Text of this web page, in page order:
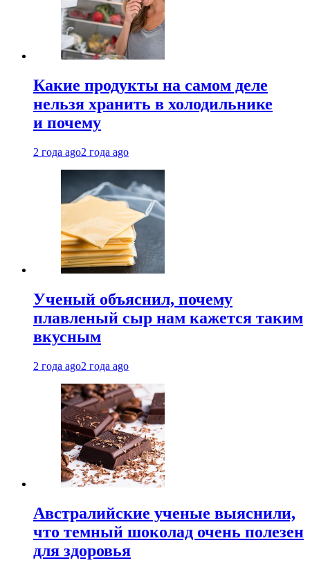
Какие продукты на самом деле
нельзя хранить в холодильнике
и почему
2 года ago2 года ago
Ученый объяснил, почему
плавленый сыр нам кажется таким
вкусным
2 года ago2 года ago
Австралийские ученые выяснили,
что темный шоколад очень полезен
для здоровья